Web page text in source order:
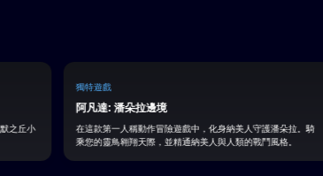
獨特遊戲
阿凡達: 潘朵拉邊境
在這款第一人稱動作冒險遊戲中，化身納美人守護潘朵拉。騎
乘您的靈鳥翱翔天際，並精通納美人與人類的戰鬥風格。
之丘小